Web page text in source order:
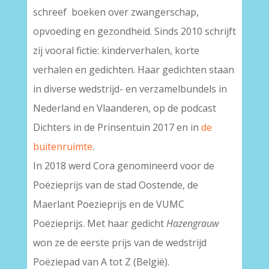
schreef boeken over zwangerschap,
opvoeding en gezondheid. Sinds 2010 schrijft
zij vooral fictie: kinderverhalen, korte
verhalen en gedichten. Haar gedichten staan
in diverse wedstrijd- en verzamelbundels in
Nederland en Vlaanderen, op de podcast
Dichters in de Prinsentuin 2017 en in de
buitenruimte.
In 2018 werd Cora genomineerd voor de
Poëzieprijs van de stad Oostende, de
Maerlant Poezieprijs en de VUMC
Poëzieprijs. Met haar gedichtHazengrauw
won ze de eerste prijs van de wedstrijd
Poëziepad van A tot Z (België).